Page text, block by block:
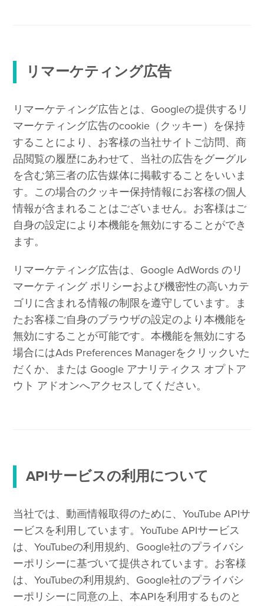
リマーケティング広告
リマーケティング広告とは、Googleの提供するリ
マーケティング広告のcookie（クッキー）を保持
することにより、お客様の当社サイトご訪問、商
品閲覧の履歴にあわせて、当社の広告をグーグル
を含む第三者の広告媒体に掲載することをいいま
す。この場合のクッキー保持情報にお客様の個人
情報が含まれることはございません。お客様はご
自身の設定により本機能を無効にすることができ
ます。
リマーケティング広告は、Google AdWords のリ
マーケティング ポリシーおよび機密性の高いカテ
ゴリに含まれる情報の制限を遵守しています。ま
たお客様ご自身のブラウザの設定のより本機能を
無効にすることが可能です。本機能を無効にする
場合にはAds Preferences Managerをクリックいた
だくか、または Google アナリティクス オプトア
ウト アドオンへアクセスしてください。
APIサービスの利用について
当社では、動画情報取得のために、YouTube APIサ
ービスを利用しています。YouTube APIサービス
は、YouTubeの利用規約、Google社のプライバシ
ーポリシーに基づいて提供されています。お客様
は、YouTubeの利用規約、Google社のプライバシ
ーポリシーに同意の上、本APIを利用するものと